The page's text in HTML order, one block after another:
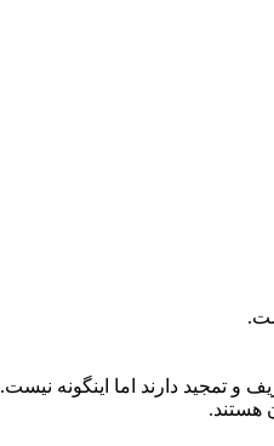
و تمجید دارند اما اینگونه نیست.